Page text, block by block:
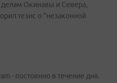
делам Окинавы и Севера,
тезис о "незаконной
- постоянно в течение дня.